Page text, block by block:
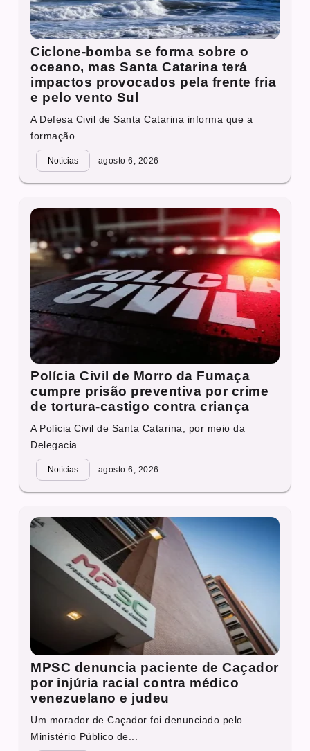
Ciclone-bomba se forma sobre o
oceano, mas Santa Catarina terá
impactos provocados pela frente fria
e pelo vento Sul
A Defesa Civil de Santa Catarina informa que a
formação...
Notícias agosto 6, 2026
Polícia Civil de Morro da Fumaça
cumpre prisão preventiva por crime
de tortura-castigo contra criança
A Polícia Civil de Santa Catarina, por meio da
Delegacia...
Notícias agosto 6, 2026
MPSC denuncia paciente de Caçador
por injúria racial contra médico
venezuelano e judeu
Um morador de Caçador foi denunciado pelo
Ministério Público de...